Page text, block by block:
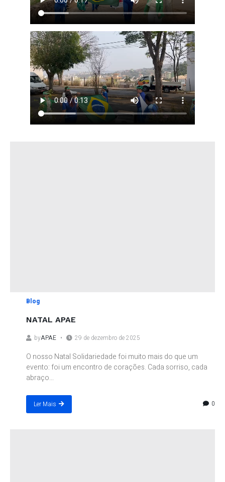
Blog
NATAL APAE
byAPAE 29 de dezembro de 2025
O nosso Natal Solidariedade foi muito mais do que um
evento: foi um encontro de corações. Cada sorriso, cada
abraço...
Ler Mais 0